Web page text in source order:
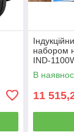
набором
IND-
В
11